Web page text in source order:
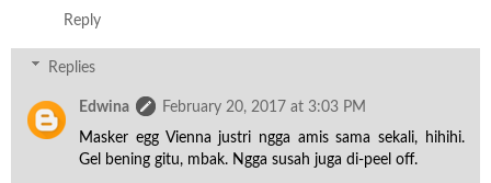
Reply
Replies
Edwina
February 20, 2017 at 3:03 PM
Masker egg Vienna justri ngga amis sama sekali, hihihi.
Gel bening gitu, mbak. Ngga susah juga di-peel off.